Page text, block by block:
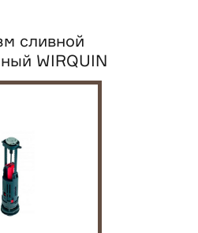
сливной
WIRQUIN
3/6 L